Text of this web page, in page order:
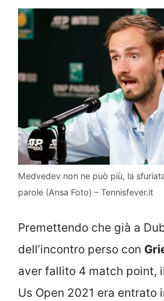
Medvedev non ne può più, la
parole (Ansa Foto) – Tennisfever.it
Premettendo che già a
dell’incontro perso con
aver fallito 4 match point,
Us Open 2021 era entrato